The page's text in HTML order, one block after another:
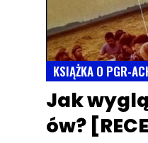
KSIĄŻKA O PGR-
Jak
ów?